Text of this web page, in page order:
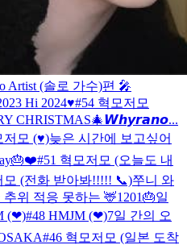
Artist (솔로 가수)편 🎤
Hi 2024♥#54 혁모저모
CHRISTMAS🎄𝙒𝙝𝙮𝙧𝙖𝙣𝙤...
저모 (♥)늦은 시간에 보고싶어
#51 혁모저모 (오늘도 내
모 (전화 받아봐!!!!! 📞)쭈니 와
추위 적응 못하는 🦌1201🎂일
(❤)#48 HMJM (❤)7일 간의 오
#46 혁모저모 (일본 도착